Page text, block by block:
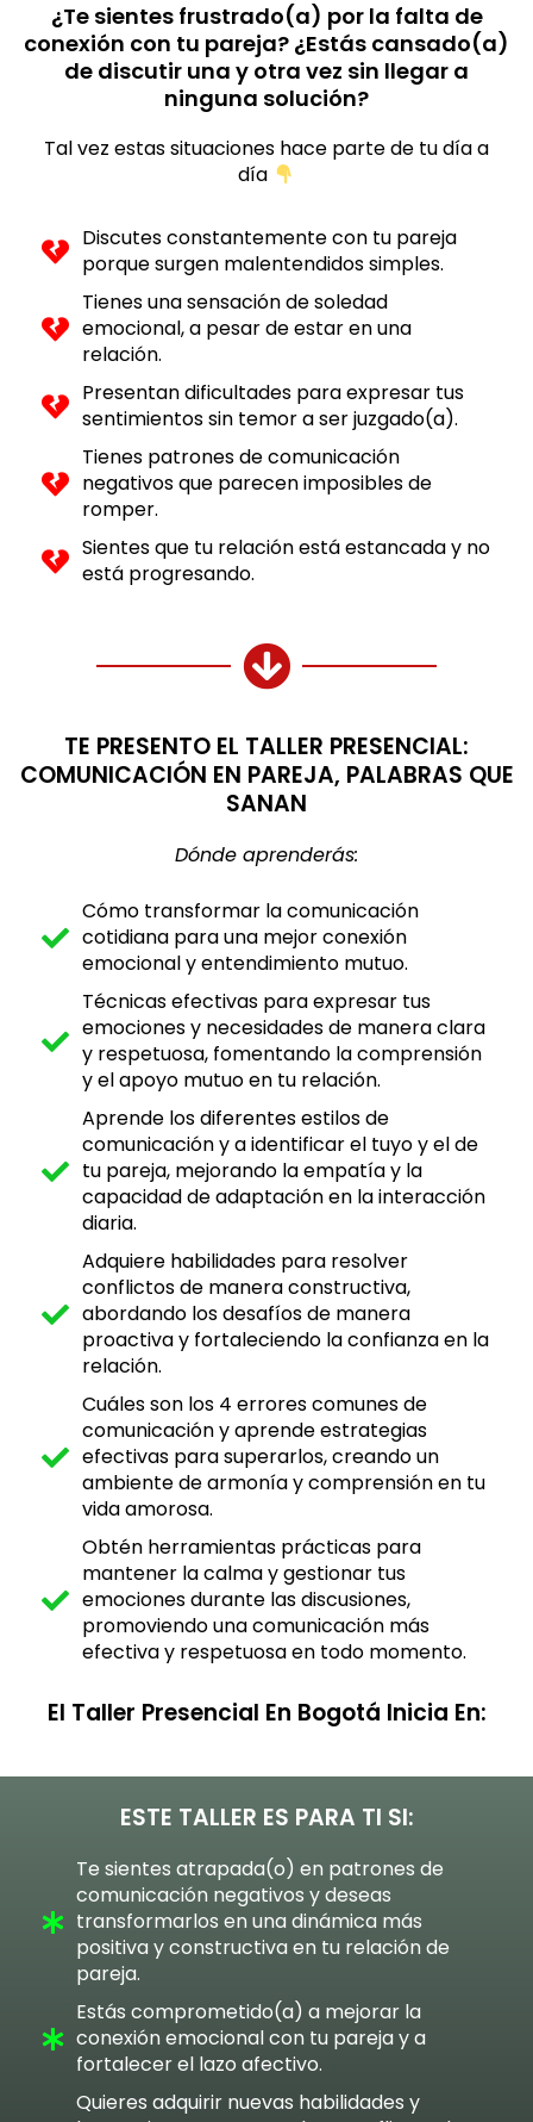
¿Te sientes frustrado(a) por la falta de
conexión con tu pareja? ¿Estás cansado(a)
de discutir una y otra vez sin llegar a
ninguna solución?
Tal vez estas situaciones hace parte de tu día a
día
Discutes constantemente con tu pareja
porque surgen malentendidos simples.
Tienes una sensación de soledad
emocional, a pesar de estar en una
relación.
Presentan dificultades para expresar tus
sentimientos sin temor a ser juzgado(a).
Tienes patrones de comunicación
negativos que parecen imposibles de
romper.
Sientes que tu relación está estancada y no
está progresando.
TE PRESENTO EL TALLER PRESENCIAL:
COMUNICACIÓN EN PAREJA, PALABRAS QUE
SANAN
Dónde aprenderás:
Cómo transformar la comunicación
cotidiana para una mejor conexión
emocional y entendimiento mutuo.
Técnicas efectivas para expresar tus
emociones y necesidades de manera clara
y respetuosa, fomentando la comprensión
y el apoyo mutuo en tu relación.
Aprende los diferentes estilos de
comunicación y a identificar el tuyo y el de
tu pareja, mejorando la empatía y la
capacidad de adaptación en la interacción
diaria.
Adquiere habilidades para resolver
conflictos de manera constructiva,
abordando los desafíos de manera
proactiva y fortaleciendo la confianza en la
relación.
Cuáles son los 4 errores comunes de
comunicación y aprende estrategias
efectivas para superarlos, creando un
ambiente de armonía y comprensión en tu
vida amorosa.
Obtén herramientas prácticas para
mantener la calma y gestionar tus
emociones durante las discusiones,
promoviendo una comunicación más
efectiva y respetuosa en todo momento.
El Taller Presencial En Bogotá Inicia En:
ESTE TALLER ES PARA TI SI:
Te sientes atrapada(o) en patrones de
comunicación negativos y deseas
transformarlos en una dinámica más
positiva y constructiva en tu relación de
pareja.
Estás comprometido(a) a mejorar la
conexión emocional con tu pareja y a
fortalecer el lazo afectivo.
Quieres adquirir nuevas habilidades y